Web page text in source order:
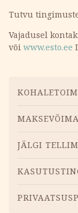
Tutvu
Vajadusel
või www.esto.ee
Menüü
JÄLGI